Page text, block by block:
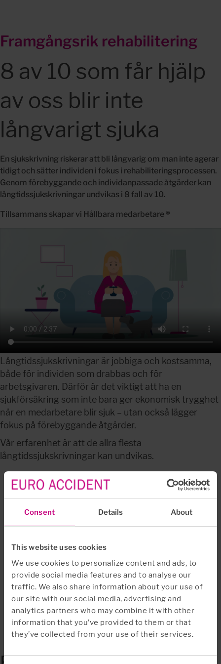
Consent Details About
This website uses cookies
We use cookies to personalize content and ads, to
provide social media features and to analyse our
traffic. We also share information about your use of
our site with our social media, advertising and
analytics partners who may combine it with other
information that you’ve provided to them or that
they’ve collected from your use of their services.
Framgångsrik rehabilitering
8 av 10 som får hjälp
av oss blir inte
långvarigt sjuka
En sjukskrivning riskerar att bli långvarig om man inte agerar
tidigt och sätter individen i fokus i rehabiliteringsprocessen.
Genom förebyggande och individanpassade åtgärder kan
långtidssjukskrivningar undvikas i 8 fall av 10.
Tillsammans skapar vi Hållbara medarbetare ®
Långtidssjukskrivningar är jobbiga och kostsamma,
både för individen som drabbas och för
arbetsgivaren. Därför är det viktigt att ha en
sjukförsäkring som inte bara ger ekonomisk trygghet
när en medarbetare blir sjuk – utan också lägger
fokus på förebyggande åtgärder.
Vår erfarenhet är att de allra flesta
långtidssjukskrivningar kan undvikas.
Åtta av tio som får hjälp av oss blir
inte långvarigt sjuka. Det beror på
att vi agerar väldigt tidigt och ser till
möjlighet att starta processen tidigt
så har vi en bra chans att komma in
med rätt åtgärder. En viktig faktor
är också att varje försäkrad får en
individuell plan för att komma
tillrätta med sina problem.
Fredrik Bengtsson, psykolog